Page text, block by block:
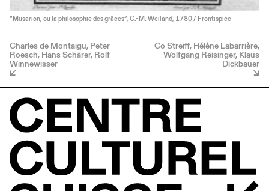
“Musarion, ou la philosophie des grâces”, C.-M. Weiland, 1780 / Frontispice
Charles de Montaigu, Peter
Roesch, Hans Schärer, Rolf
Winnewisser
Co Streiff, Hélène Labarrière,
Wolfgang Reisinger, Klaus
Dickbauer